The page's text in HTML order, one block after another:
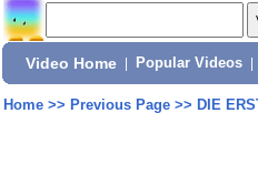
Video Home Popular Videos
Home>> Previous Page>> DIE